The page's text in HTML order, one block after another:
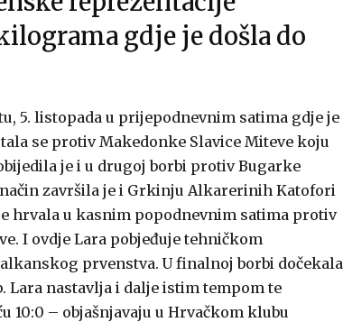
gdje je došla do
5. listopada u prijepodnevnim satima gdje je
se protiv Makedonke Slavice Miteve koju
je i u drugoj borbi protiv Bugarke
završila je i Grkinju Alkarerinih Katofori
hrvala u kasnim popodnevnim satima protiv
I ovdje Lara pobjeđuje tehničkom
prvenstva. U finalnoj borbi dočekala
Lara nastavlja i dalje istim tempom te
10:0 – objašnjavaju u Hrvačkom klubu